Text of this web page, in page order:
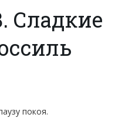
Сладкие
покоя.